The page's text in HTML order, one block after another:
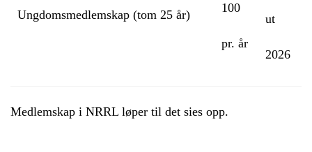
Ungdomsmedlemskap (tom 25 år)
100
pr. år
ut
2026
Medlemskap i NRRL løper til det sies opp.